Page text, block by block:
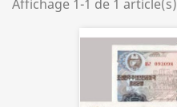
Affichage 1-1 de 1 article(s)